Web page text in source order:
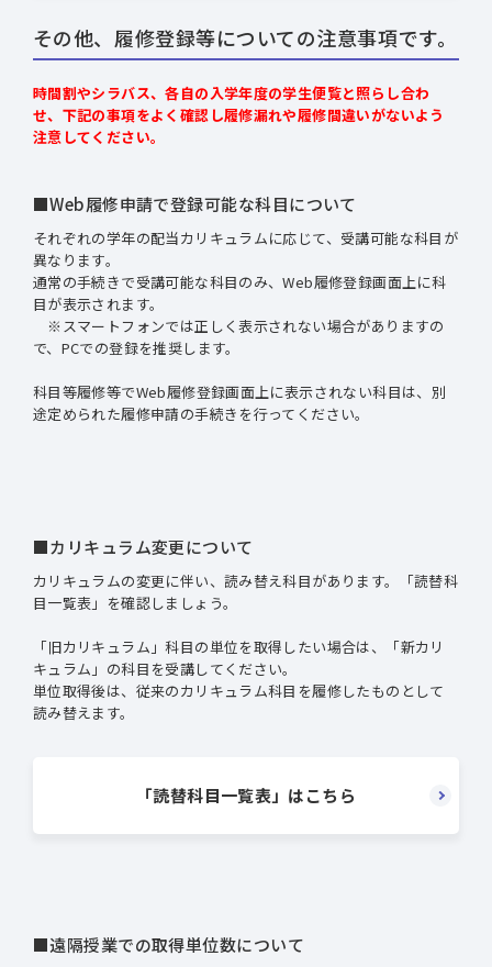
その他、履修登録等についての注意事項です。
時間割やシラバス、各自の入学年度の学生便覧と照らし合わ
せ、下記の事項をよく確認し履修漏れや履修間違いがないよう
注意してください。
■Web履修申請で登録可能な科目について
それぞれの学年の配当カリキュラムに応じて、受講可能な科目が
異なります。
通常の手続きで受講可能な科目のみ、Web履修登録画面上に科
目が表示されます。
※スマートフォンでは正しく表示されない場合がありますの
で、PCでの登録を推奨します。
科目等履修等でWeb履修登録画面上に表示されない科目は、別
途定められた履修申請の手続きを行ってください。
■カリキュラム変更について
カリキュラムの変更に伴い、読み替え科目があります。「読替科
目一覧表」を確認しましょう。
「旧カリキュラム」科目の単位を取得したい場合は、「新カリ
キュラム」の科目を受講してください。
単位取得後は、従来のカリキュラム科目を履修したものとして
読み替えます。
「読替科目一覧表」はこちら
■遠隔授業での取得単位数について